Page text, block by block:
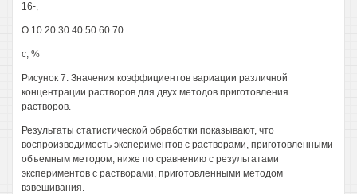
16-,
О 10 20 30 40 50 60 70
с, %
Рисунок 7. Значения коэффициентов вариации различной
концентрации растворов для двух методов приготовления
растворов.
Результаты статистической обработки показывают, что
воспроизводимость экспериментов с растворами, приготовленными
объемным методом, ниже по сравнению с результатами
экспериментов с растворами, приготовленными методом
взвешивания.